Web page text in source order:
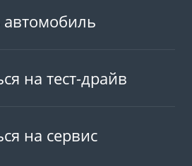
на тест-драйв
на сервис